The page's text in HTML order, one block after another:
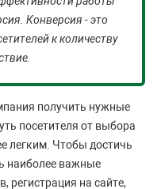
Конверсия - это
к количеству
получить нужные
посетителя от выбора
легким. Чтобы достичь
наиболее важные
регистрация на сайте,